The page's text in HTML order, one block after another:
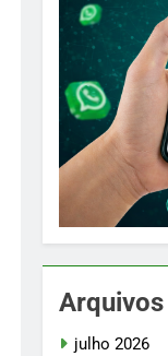
Arquivos
julho 2026